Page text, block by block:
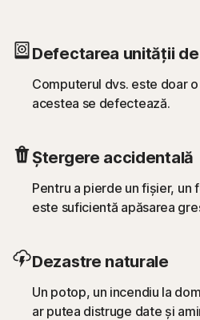
Defectarea unității
Computerul dvs. este doar
acestea se defectează.
Ștergere accidentală
Pentru a pierde un fișier, un
este suficientă apăsarea
Dezastre naturale
Un potop, un incendiu la
ar putea distruge date și